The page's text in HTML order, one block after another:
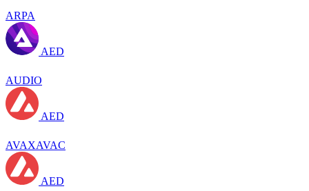
ARPA
AED
AUDIO
AED
AVAXAVAC
AED